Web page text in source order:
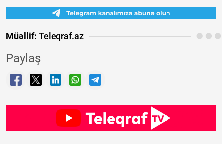
Müəllif: Teleqraf.az
Paylaş